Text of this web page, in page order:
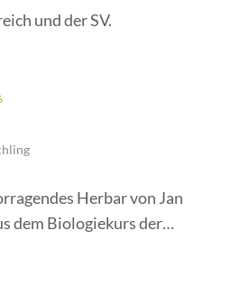
und der SV.
Herbar von Jan
dem Biologiekurs der…